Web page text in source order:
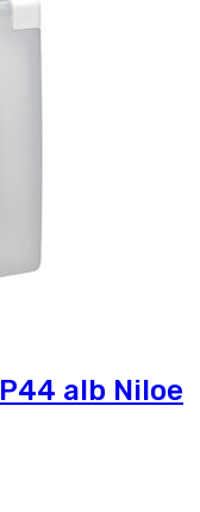
alb Niloe